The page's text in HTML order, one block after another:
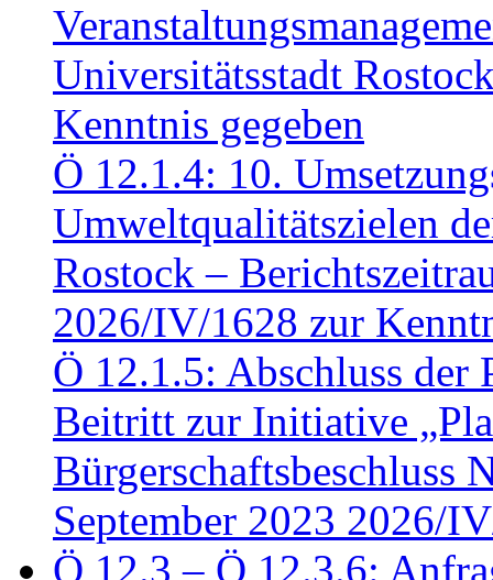
Universitätsstadt
Kenntnis gegeben
Ö 12.1.4: 10.
Umweltqualitätszielen
Rostock –
2026/IV/1628 zur
Ö 12.1.5: Abschluss der
Beitritt zur Initiative
Bürgerschaftsbeschluss
September 2023 2026/
Ö 12.3 – Ö 12.3.6: